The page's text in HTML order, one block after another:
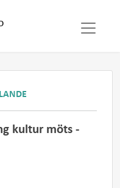
kultur möts -